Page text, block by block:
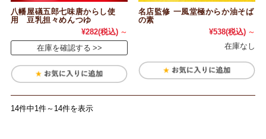
八幡屋礒五郎七味唐からし使
用 豆乳担々めんつゆ
¥282(税込) ～
在庫を確認する
名店監修 一風堂極からか油そば
の素
¥538(税込) ～
在庫なし
14件中1件～14件を表示